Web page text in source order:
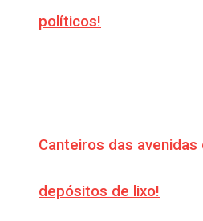
políticos!
Canteiros das
depósitos de lixo!